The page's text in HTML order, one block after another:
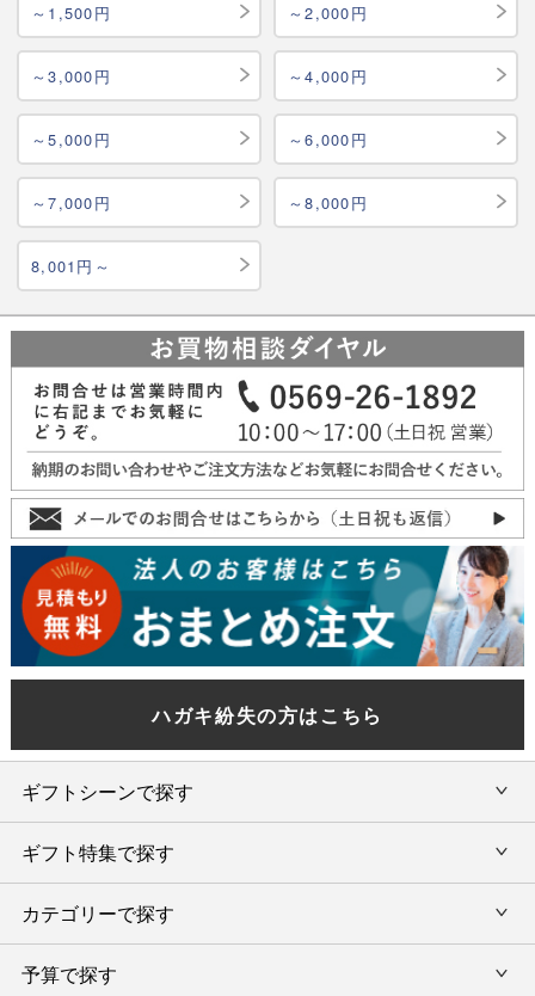
～1,500円 ～2,000円
～3,000円 ～4,000円
～5,000円 ～6,000円
～7,000円 ～8,000円
8,001円～
ハガキ紛失の方はこちら
ギフトシーンで探す
内祝い・お返し
結婚内祝い・引出物
出産内祝い・お返し
ギフト特集で探す
旅行カタログギフト
カタログギフトランキング
カテゴリーで探す
カタログギフト
予算で探す